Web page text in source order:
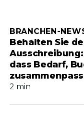
Behalten Sie
dass Bedarf,
BRANCHEN-
2 min